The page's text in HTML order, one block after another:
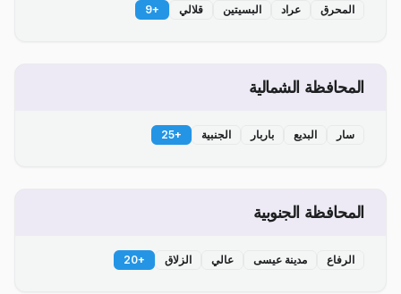
المحرق عراد البسيتين قلالي +
9
المحافظة الشمالية
سار البديع باربار الجنبية +
25
المحافظة الجنوبية
الرفاع مدينة عيسى عالي الزلاق +
20